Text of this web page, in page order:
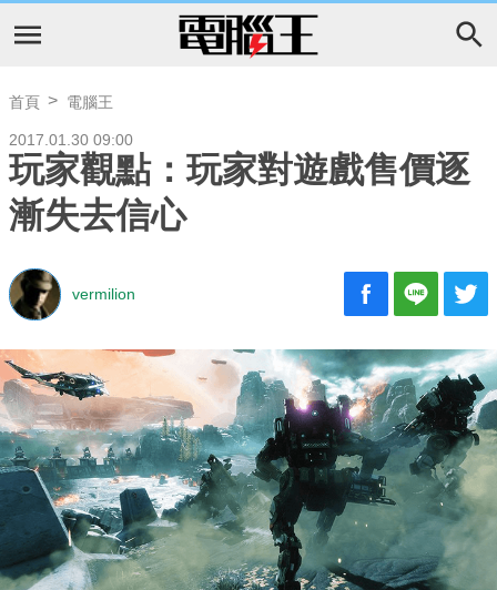
首頁 電腦王
2017.01.30 09:00
玩家觀點：玩家對遊戲售價逐
漸失去信心
vermilion